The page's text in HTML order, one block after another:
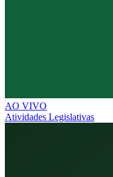
AO VIVO
Atividades Legislativas